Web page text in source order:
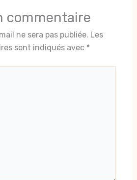
commentaire
ne sera pas publiée. Les
sont indiqués avec *